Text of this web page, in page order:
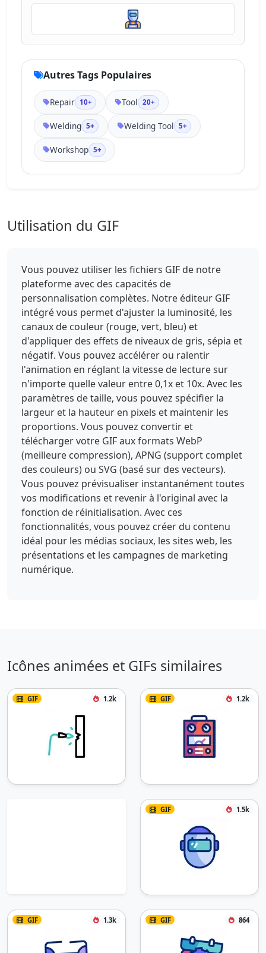
Autres Tags Populaires
Repair 10+ Tool 20+
Welding 5+ Welding Tool 5+
Workshop 5+
Utilisation du GIF
Vous pouvez utiliser les fichiers GIF de notre
plateforme avec des capacités de
personnalisation complètes. Notre éditeur GIF
intégré vous permet d'ajuster la luminosité, les
canaux de couleur (rouge, vert, bleu) et
d'appliquer des effets de niveaux de gris, sépia et
négatif. Vous pouvez accélérer ou ralentir
l'animation en réglant la vitesse de lecture sur
n'importe quelle valeur entre 0,1x et 10x. Avec les
paramètres de taille, vous pouvez spécifier la
largeur et la hauteur en pixels et maintenir les
proportions. Vous pouvez convertir et
télécharger votre GIF aux formats WebP
(meilleure compression), APNG (support complet
des couleurs) ou SVG (basé sur des vecteurs).
Vous pouvez prévisualiser instantanément toutes
vos modifications et revenir à l'original avec la
fonction de réinitialisation. Avec ces
fonctionnalités, vous pouvez créer du contenu
idéal pour les médias sociaux, les sites web, les
présentations et les campagnes de marketing
numérique.
Icônes animées et GIFs similaires
GIF 1.2k GIF 1.2k
GIF 1.5k
GIF 1.3k GIF 864